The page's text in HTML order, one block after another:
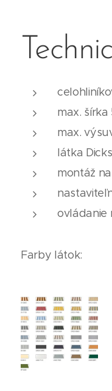
max.
max.
látka
montáž
ovládanie
Farby látok: